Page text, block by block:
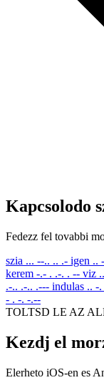
Kapcsolodo
Fedezz fel tovabbi
szia ... --.. .. .- igen ..
kerem -.- . .-. . -- viz
.-.. .-.. .--- indulas .. -
- . -. -.--
TOLTSD LE AZ
Kezdj el
Elerheto iOS-en es